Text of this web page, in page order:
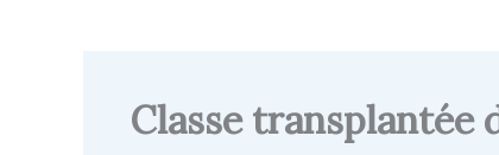
Classe transplantée